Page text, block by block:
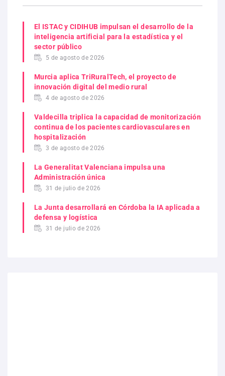
El ISTAC y CIDIHUB impulsan el desarrollo de la
inteligencia artificial para la estadística y el
sector público
5 de agosto de 2026
Murcia aplica TriRuralTech, el proyecto de
innovación digital del medio rural
4 de agosto de 2026
Valdecilla triplica la capacidad de monitorización
continua de los pacientes cardiovasculares en
hospitalización
3 de agosto de 2026
La Generalitat Valenciana impulsa una
Administración única
31 de julio de 2026
La Junta desarrollará en Córdoba la IA aplicada a
defensa y logística
31 de julio de 2026